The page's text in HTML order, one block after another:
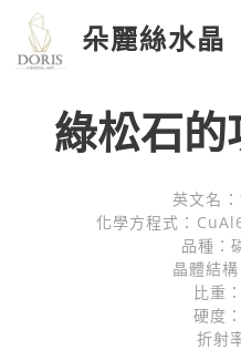
朵麗絲水晶
綠松石的
英文名
化學方程式：
品種：
晶體結
比重
硬度
折射